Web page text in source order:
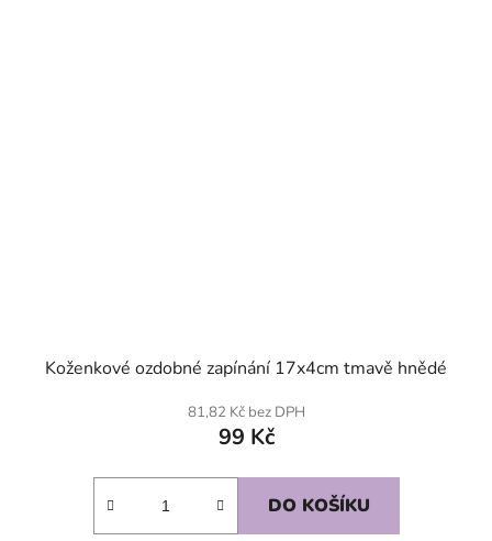
Koženkové ozdobné zapínání 17x4cm tmavě hnědé
81,82 Kč bez DPH
99 Kč
DO KOŠÍKU